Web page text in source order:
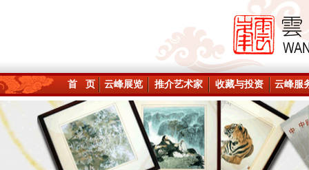
首 页 云峰展览 推介艺术家 收藏与投资 云峰服